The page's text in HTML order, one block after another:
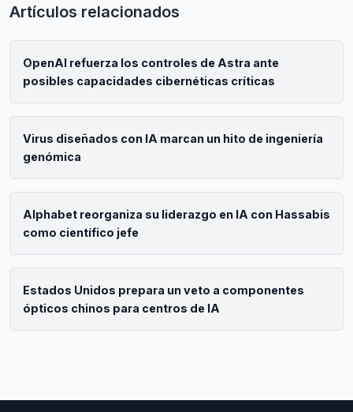
Artículos relacionados
OpenAI refuerza los controles de Astra ante
posibles capacidades cibernéticas críticas
Virus diseñados con IA marcan un hito de ingeniería
genómica
Alphabet reorganiza su liderazgo en IA con Hassabis
como científico jefe
Estados Unidos prepara un veto a componentes
ópticos chinos para centros de IA